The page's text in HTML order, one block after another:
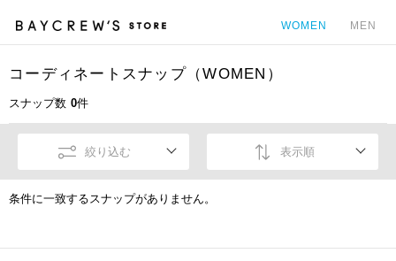
WOMEN MEN
コーディネートスナップ（WOMEN）
スナップ数 0件
絞り込む 表示順
条件に一致するスナップがありません。